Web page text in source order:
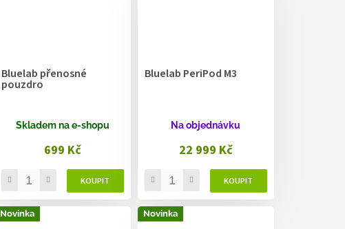
Bluelab přenosné
pouzdro
Skladem na e-shopu
699 Kč
Bluelab PeriPod M3
Na objednávku
22 999 Kč
Novinka Novinka